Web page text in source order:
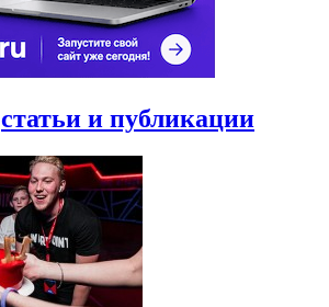
статьи и публикации